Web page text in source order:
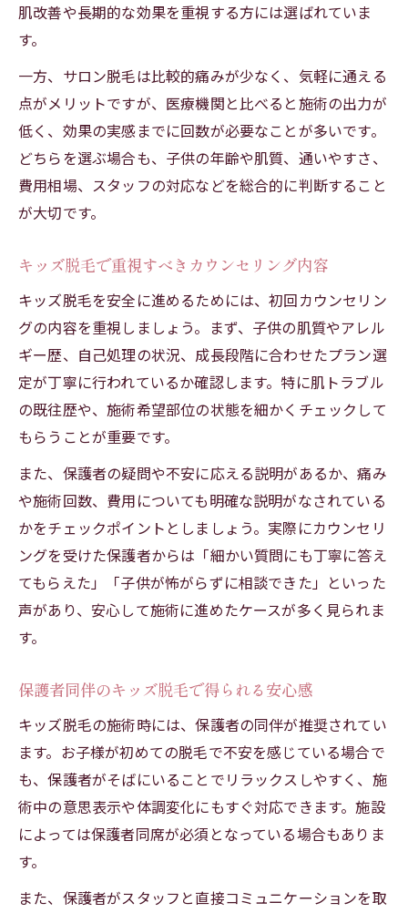
肌改善や長期的な効果を重視する方には選ばれていま
す。
一方、サロン脱毛は比較的痛みが少なく、気軽に通える
点がメリットですが、医療機関と比べると施術の出力が
低く、効果の実感までに回数が必要なことが多いです。
どちらを選ぶ場合も、子供の年齢や肌質、通いやすさ、
費用相場、スタッフの対応などを総合的に判断すること
が大切です。
キッズ脱毛で重視すべきカウンセリング内容
キッズ脱毛を安全に進めるためには、初回カウンセリン
グの内容を重視しましょう。まず、子供の肌質やアレル
ギー歴、自己処理の状況、成長段階に合わせたプラン選
定が丁寧に行われているか確認します。特に肌トラブル
の既往歴や、施術希望部位の状態を細かくチェックして
もらうことが重要です。
また、保護者の疑問や不安に応える説明があるか、痛み
や施術回数、費用についても明確な説明がなされている
かをチェックポイントとしましょう。実際にカウンセリ
ングを受けた保護者からは「細かい質問にも丁寧に答え
てもらえた」「子供が怖がらずに相談できた」といった
声があり、安心して施術に進めたケースが多く見られま
す。
保護者同伴のキッズ脱毛で得られる安心感
キッズ脱毛の施術時には、保護者の同伴が推奨されてい
ます。お子様が初めての脱毛で不安を感じている場合で
も、保護者がそばにいることでリラックスしやすく、施
術中の意思表示や体調変化にもすぐ対応できます。施設
によっては保護者同席が必須となっている場合もありま
す。
また、保護者がスタッフと直接コミュニケーションを取